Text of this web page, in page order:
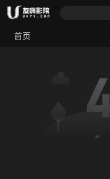
首页